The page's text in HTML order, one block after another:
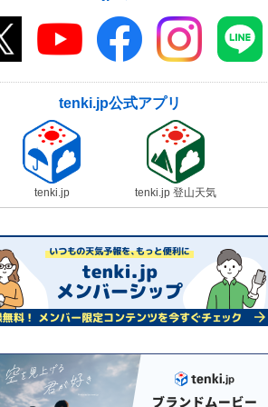
tenki.jp公式アプリ
tenki.jp tenki.jp 登山天気